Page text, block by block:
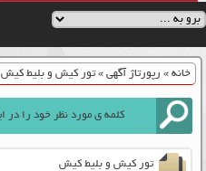
خانه» رپورتاژ آگهی»تور کیش و بلیط کیش
تور کیش و بلیط کیش